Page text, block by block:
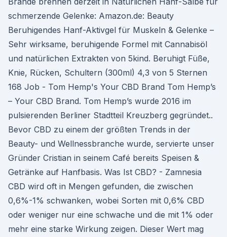
schmerzende Gelenke: Amazon.de: Beauty
Beruhigendes Hanf-Aktivgel für Muskeln & Gelenke –
Sehr wirksame, beruhigende Formel mit Cannabisöl
und natürlichen Extrakten von 5kind. Beruhigt Füße,
Knie, Rücken, Schultern (300ml) 4,3 von 5 Sternen
168 Job - Tom Hemp's Your CBD Brand Tom Hemp’s
– Your CBD Brand. Tom Hemp’s wurde 2016 im
pulsierenden Berliner Stadtteil Kreuzberg gegründet..
Bevor CBD zu einem der größten Trends in der
Beauty- und Wellnessbranche wurde, servierte unser
Gründer Cristian in seinem Café bereits Speisen &
Getränke auf Hanfbasis. Was Ist CBD? - Zamnesia
CBD wird oft in Mengen gefunden, die zwischen
0,6%-1% schwanken, wobei Sorten mit 0,6% CBD
oder weniger nur eine schwache und die mit 1% oder
mehr eine starke Wirkung zeigen. Dieser Wert mag